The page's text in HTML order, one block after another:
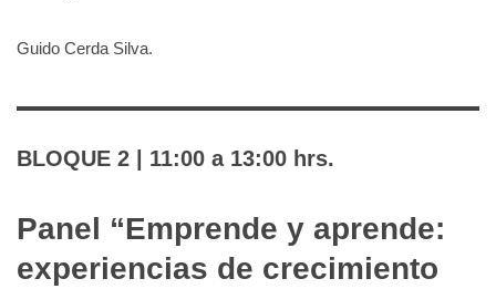
Guido Cerda Silva.
BLOQUE 2 | 11:00 a 13:00 hrs.
Panel “Emprende y aprende:
experiencias de crecimiento